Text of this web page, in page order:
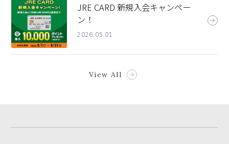
JRE CARD 新規入会キャンペー
ン！
2026.05.01
View All